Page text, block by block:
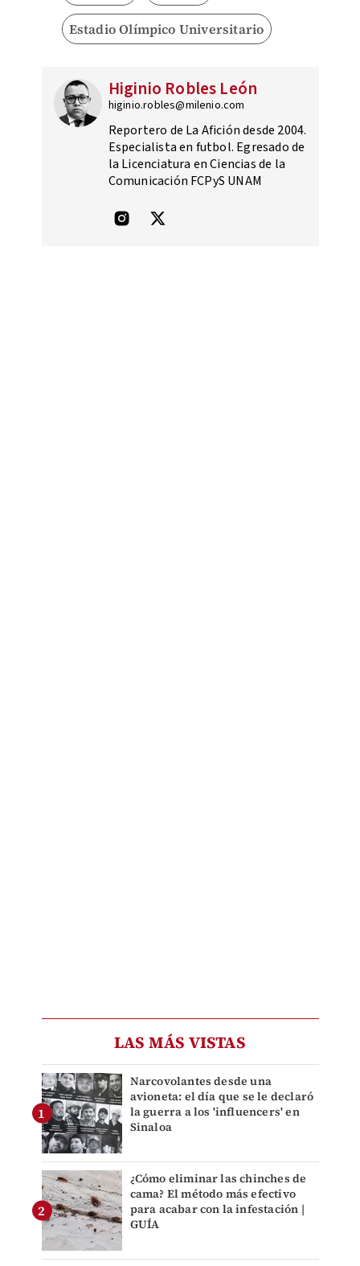
Estadio Olímpico Universitario
Higinio Robles León
higinio.robles@milenio.com
Reportero de La Afición desde 2004.
Especialista en futbol. Egresado de
la Licenciatura en Ciencias de la
Comunicación FCPyS UNAM
LAS MÁS VISTAS
Narcovolantes desde una
avioneta: el día que se le declaró
la guerra a los 'influencers' en
Sinaloa
¿Cómo eliminar las chinches de
cama? El método más efectivo
para acabar con la infestación |
GUÍA